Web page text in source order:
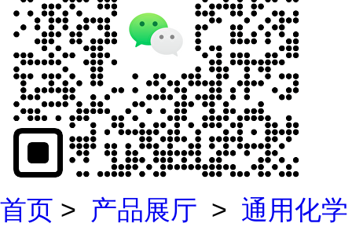
首页 > 产品展厅 > 通用化学